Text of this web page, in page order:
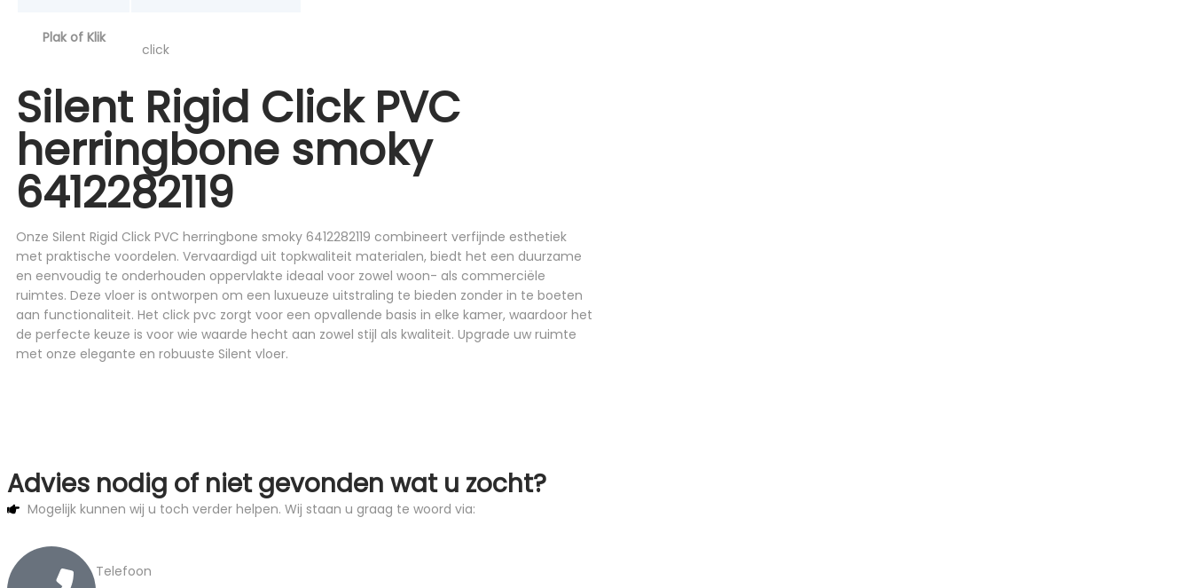
Plak of Klik
click
Silent Rigid Click PVC
herringbone smoky
6412282119
Onze Silent Rigid Click PVC herringbone smoky 6412282119 combineert verfijnde esthetiek
met praktische voordelen. Vervaardigd uit topkwaliteit materialen, biedt het een duurzame
en eenvoudig te onderhouden oppervlakte ideaal voor zowel woon- als commerciële
ruimtes. Deze vloer is ontworpen om een luxueuze uitstraling te bieden zonder in te boeten
aan functionaliteit. Het click pvc zorgt voor een opvallende basis in elke kamer, waardoor het
de perfecte keuze is voor wie waarde hecht aan zowel stijl als kwaliteit. Upgrade uw ruimte
met onze elegante en robuuste Silent vloer.
Advies nodig of niet gevonden wat u zocht?
Mogelijk kunnen wij u toch verder helpen. Wij staan u graag te woord via:
Telefoon